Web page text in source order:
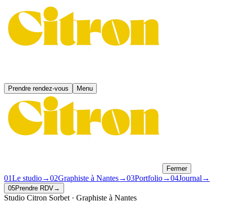
Prendre rendez-vous Menu
Fermer
01Le studio→02Graphiste à Nantes→03Portfolio→04Journal →
05Prendre RDV→
Studio Citron Sorbet · Graphiste à Nantes